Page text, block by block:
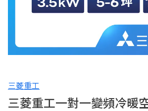
三菱重工
三菱重工一對一變頻冷暖